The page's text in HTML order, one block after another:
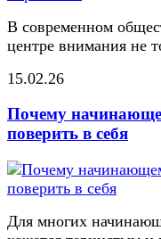
В современном
центре внимания не
15.02.26
Почему
поверить в себя
Для многих